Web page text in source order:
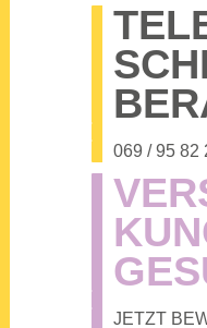
069 / 95 82
JETZT